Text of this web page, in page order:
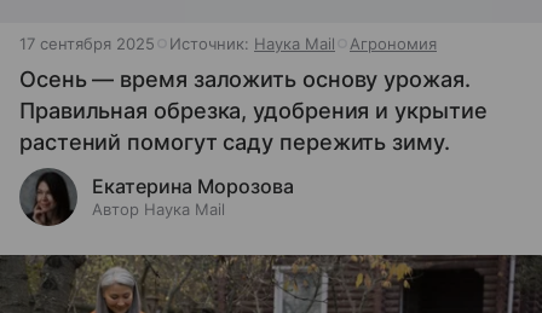
17 сентября 2025 Источник: Наука Mail Агрономия
Осень — время заложить основу урожая.
Правильная обрезка, удобрения и укрытие
растений помогут саду пережить зиму.
Екатерина Морозова
Автор Наука Mail